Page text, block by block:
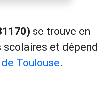
se trouve en
scolaires et dépend
Toulouse.